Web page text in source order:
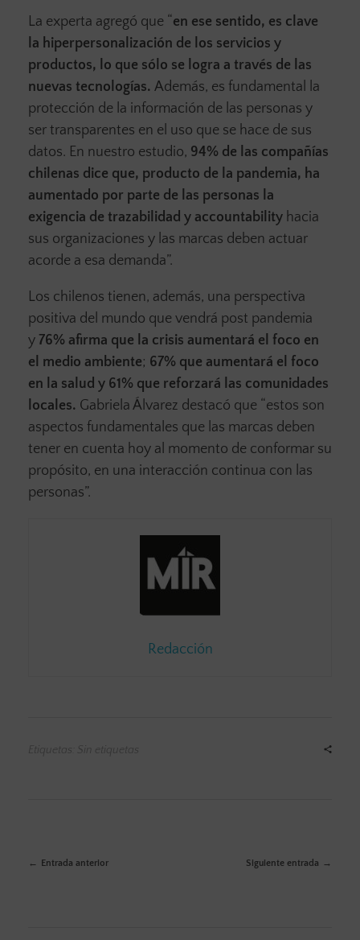
La experta agregó que “en ese sentido, es clave
la hiperpersonalización de los servicios y
productos, lo que sólo se logra a través de las
nuevas tecnologías. Además, es fundamental la
protección de la información de las personas y
ser transparentes en el uso que se hace de sus
datos. En nuestro estudio, 94% de las compañías
chilenas dice que, producto de la pandemia, ha
aumentado por parte de las personas la
exigencia de trazabilidad y accountability hacia
sus organizaciones y las marcas deben actuar
acorde a esa demanda”.
Los chilenos tienen, además, una perspectiva
positiva del mundo que vendrá post pandemia
y 76% afirma que la crisis aumentará el foco en
el medio ambiente; 67% que aumentará el foco
en la salud y 61% que reforzará las comunidades
locales. Gabriela Álvarez destacó que “estos son
aspectos fundamentales que las marcas deben
tener en cuenta hoy al momento de conformar su
propósito, en una interacción continua con las
personas”.
Redacción
Etiquetas: Sin etiquetas
Entrada anterior Siguiente entrada